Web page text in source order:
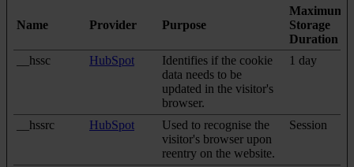
Name Provider Purpose
Maximum
Storage
Duration
__hssc
HubSpot
Identifies if the cookie
data needs to be
updated in the visitor's
browser.
1 day
__hssrc HubSpot
Used to recognise the
visitor's browser upon
reentry on the website.
Session